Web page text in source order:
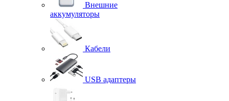
Внешние
аккумуляторы
Кабели
USB адаптеры